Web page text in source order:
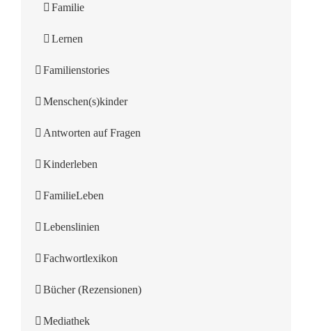
Familie
Lernen
Familienstories
Menschen(s)kinder
Antworten auf Fragen
Kinderleben
FamilieLeben
Lebenslinien
Fachwortlexikon
Bücher (Rezensionen)
Mediathek